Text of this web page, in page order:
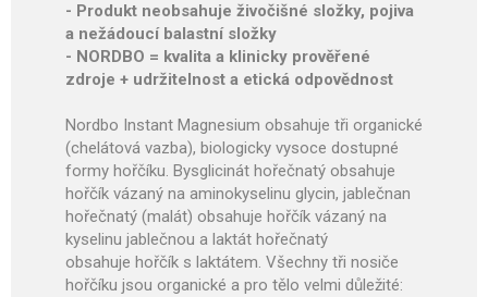
- Produkt neobsahuje živočišné složky, pojiva
a nežádoucí balastní složky
- NORDBO = kvalita a klinicky prověřené
zdroje + udržitelnost a etická odpovědnost
Nordbo Instant Magnesium obsahuje tři organické
(chelátová vazba), biologicky vysoce dostupné
formy hořčíku. Bysglicinát hořečnatý obsahuje
hořčík vázaný na aminokyselinu glycin, jablečnan
hořečnatý (malát) obsahuje hořčík vázaný na
kyselinu jablečnou a laktát hořečnatý
obsahuje hořčík s laktátem. Všechny tři nosiče
hořčíku jsou organické a pro tělo velmi důležité: